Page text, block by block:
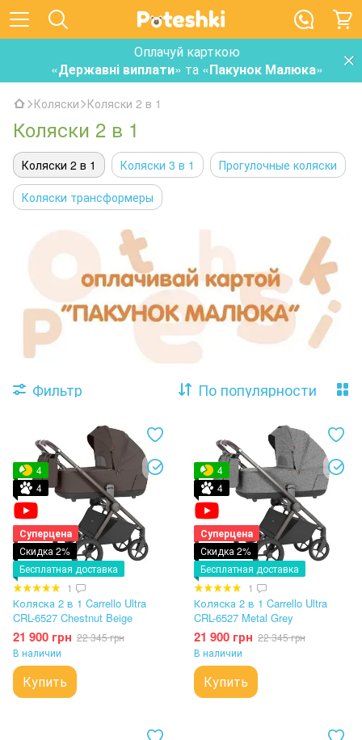
Оплачуй карткою
«Державні виплати» та «Пакунок Малюка»
Коляски Коляски 2 в 1
Коляски 2 в 1
Коляски 2 в 1 Коляски 3 в 1
Прогулочные коляски
Коляски трансформеры
Фильтр По популярности
4
4
Суперцена
Скидка 2%
Бесплатная доставка
1
Коляска 2 в 1 Carrello Ultra
CRL-6527 Chestnut Beige
21 900 грн 22 345 грн
В наличии
Купить
4
4
Суперцена
Скидка 2%
Бесплатная доставка
1
Коляска 2 в 1 Carrello Ultra
CRL-6527 Metal Grey
21 900 грн 22 345 грн
В наличии
Купить